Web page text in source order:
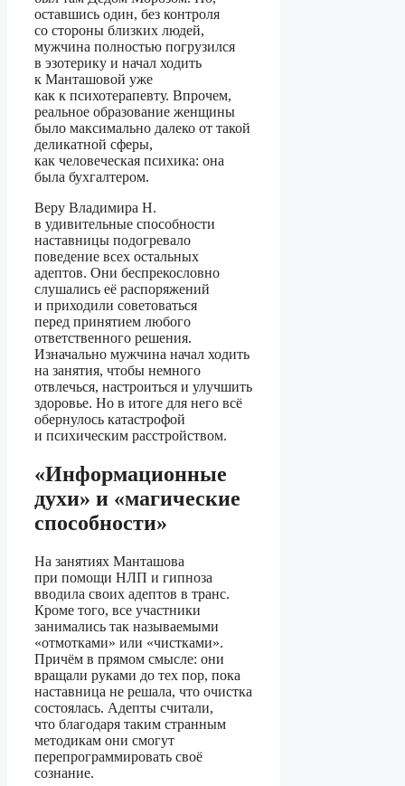
оставшись один, без контроля
со стороны близких людей,
мужчина полностью погрузился
в эзотерику и начал ходить
к Манташовой уже
как к психотерапевту. Впрочем,
реальное образование женщины
было максимально далеко от такой
деликатной сферы,
как человеческая психика: она
была бухгалтером.
Веру Владимира Н.
в удивительные способности
наставницы подогревало
поведение всех остальных
адептов. Они беспрекословно
слушались её распоряжений
и приходили советоваться
перед принятием любого
ответственного решения.
Изначально мужчина начал ходить
на занятия, чтобы немного
отвлечься, настроиться и улучшить
здоровье. Но в итоге для него всё
обернулось катастрофой
и психическим расстройством.
«Информационные
духи» и «магические
способности»
На занятиях Манташова
при помощи НЛП и гипноза
вводила своих адептов в транс.
Кроме того, все участники
занимались так называемыми
«отмотками» или «чистками».
Причём в прямом смысле: они
вращали руками до тех пор, пока
наставница не решала, что очистка
состоялась. Адепты считали,
что благодаря таким странным
методикам они смогут
перепрограммировать своё
сознание.